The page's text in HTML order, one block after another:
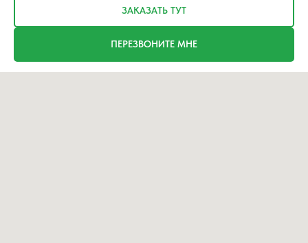
ЗАКАЗАТЬ ТУТ
ПЕРЕЗВОНИТЕ МНЕ